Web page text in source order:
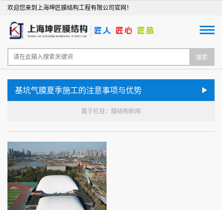
欢迎您来到上海坤匠膜结构工程有限公司官网！
搜索
基坑气膜夏季施工的注意事项与优势
属于栏目：膜结构新闻